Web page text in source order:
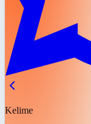
Kelime